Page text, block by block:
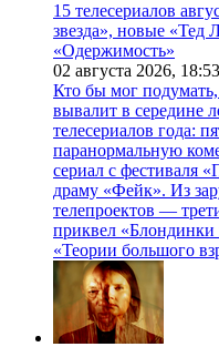
15 телесериалов
звезда», новые «Тед
«Одержимость»
02 августа 2026, 18:53
Кто бы мог
вывалит в середине
телесериалов года:
паранормальную
сериал с фестиваля
драму «Фейк». Из
телепроектов —
приквел «Блондинки
«Теории большого